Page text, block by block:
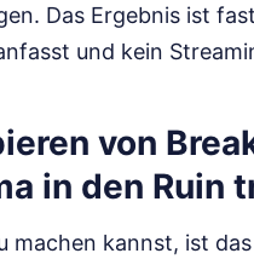
Das Ergebnis ist
und kein
von
in den Ruin
machen kannst, ist